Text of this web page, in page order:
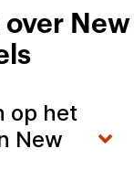
New
op het
New